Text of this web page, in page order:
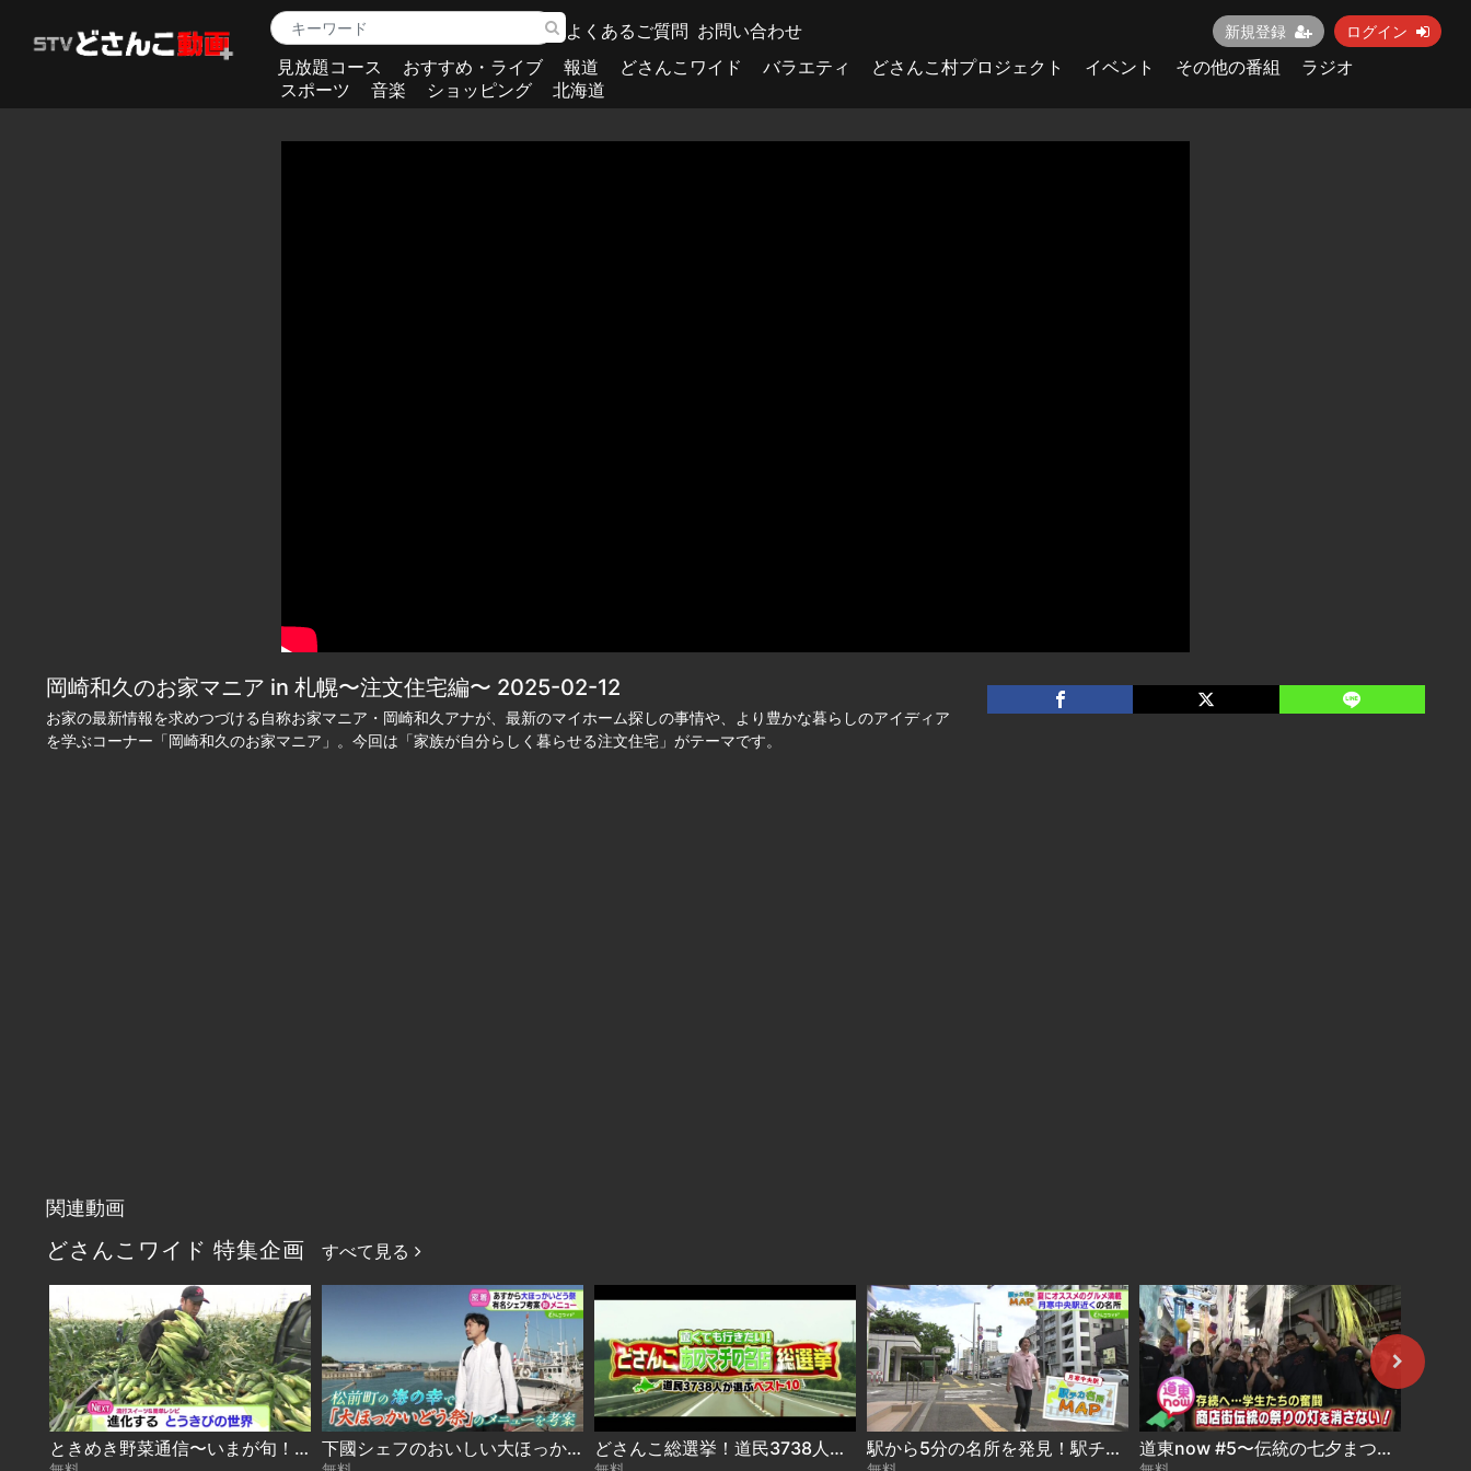
よくあるご質問 お問い合わせ 新規登録 ログイン
見放題コース おすすめ・ライブ 報道 どさんこワイド バラエティ どさんこ村プロジェクト イベント その他の番組
ラジオ
スポーツ
音楽 ショッピング 北海道
岡崎和久のお家マニア in 札幌〜注文住宅編〜 2025-02-12
お家の最新情報を求めつづける自称お家マニア・岡崎和久アナが、最新のマイホーム探しの事情や、より豊かな暮らしのアイディア
を学ぶコーナー「岡崎和久のお家マニア」。今回は「家族が自分らしく暮らせる注文住宅」がテーマです。
関連動画
どさんこワイド 特集企画 すべて見る
ときめき野菜通信〜いまが旬！進化するとうきび 2026-08-07 下國シェフのおいしい大ほっかいどう 2026-08-06 どさんこ総選挙！道民3738人が選ぶ“遠くても行きたい名店”ベスト10 2026-08-06 駅から5分の名所を発見！駅チカ名所MAP〜月寒中央駅 2026-08-05 道東now #5〜伝統の七夕まつり 存続危機を学生が守る 2026-08-04